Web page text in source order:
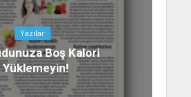
Yazılar
Boş Kalori
Yüklemeyin!